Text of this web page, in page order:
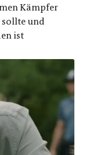
Kämpfer
und
ist